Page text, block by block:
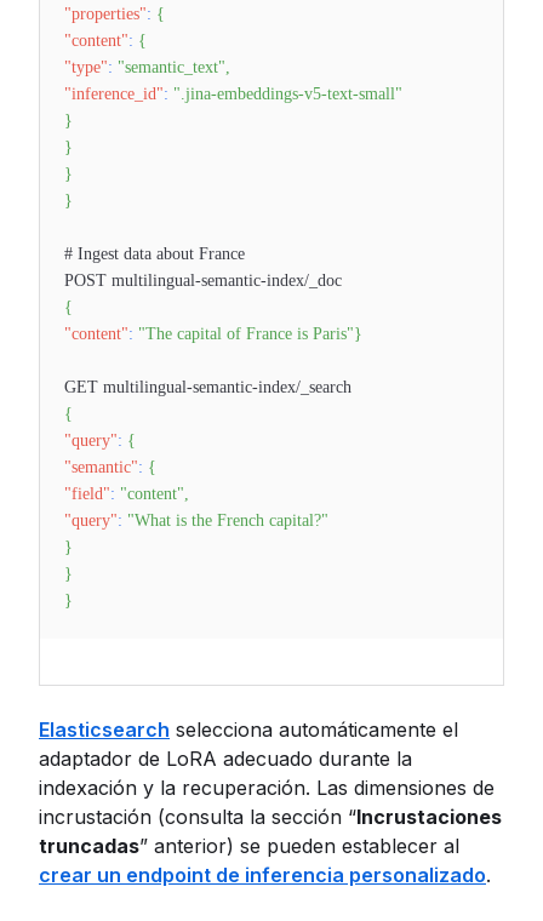
"properties": {
"content": {
"type": "semantic_text",
"inference_id": ".jina-embeddings-v5-text-small"
}
}
}
}
# Ingest data about France
POST multilingual-semantic-index/_doc
{
"content": "The capital of France is Paris"}
GET multilingual-semantic-index/_search
{
"query": {
"semantic": {
"field": "content",
"query": "What is the French capital?"
}
}
}
Elasticsearch selecciona automáticamente el
adaptador de LoRA adecuado durante la
indexación y la recuperación. Las dimensiones de
incrustación (consulta la sección “Incrustaciones
truncadas” anterior) se pueden establecer al
crear un endpoint de inferencia personalizado.